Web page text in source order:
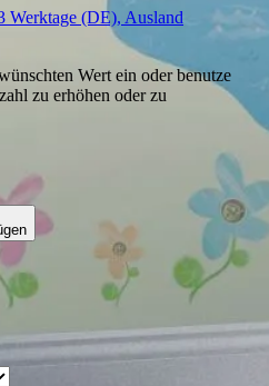
Werktage (DE), Ausland
Wert ein oder benutze
zu erhöhen oder zu